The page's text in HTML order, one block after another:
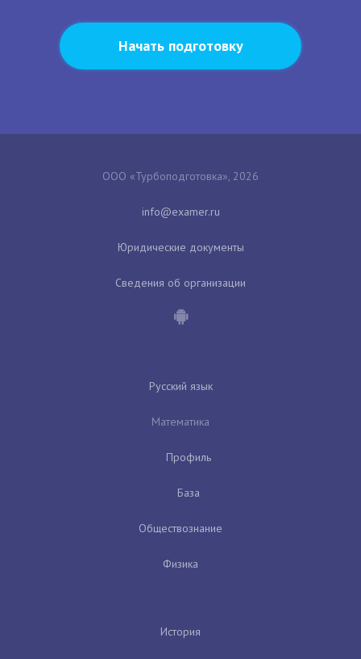
Начать подготовку
ООО «Турбоподготовка», 2026
Юридические документы
Сведения об организации
Русский язык
Математика
Профиль
База
Обществознание
Физика
История